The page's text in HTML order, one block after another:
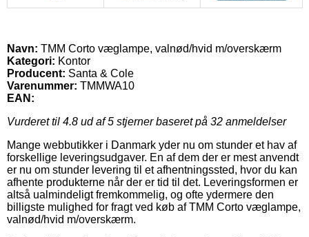
Navn: TMM Corto væglampe, valnød/hvid m/overskærm
Kategori: Kontor
Producent: Santa & Cole
Varenummer: TMMWA10
EAN:
Vurderet til 4.8 ud af 5 stjerner baseret på 32 anmeldelser
Mange webbutikker i Danmark yder nu om stunder et hav af
forskellige leveringsudgaver. En af dem der er mest anvendt
er nu om stunder levering til et afhentningssted, hvor du kan
afhente produkterne når der er tid til det. Leveringsformen er
altså ualmindeligt fremkommelig, og ofte ydermere den
billigste mulighed for fragt ved køb af TMM Corto væglampe,
valnød/hvid m/overskærm.